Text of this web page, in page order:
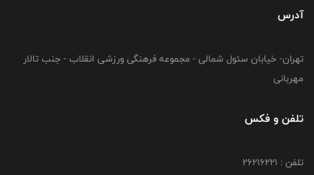
آدرس
تهران- خیابان سئول شمالی - مجموعه فرهنگی ورزشی انقلاب - جنب تالار
مهربانی
تلفن و فکس
تلفن : 26216221